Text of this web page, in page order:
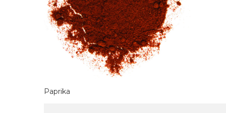
Paprika